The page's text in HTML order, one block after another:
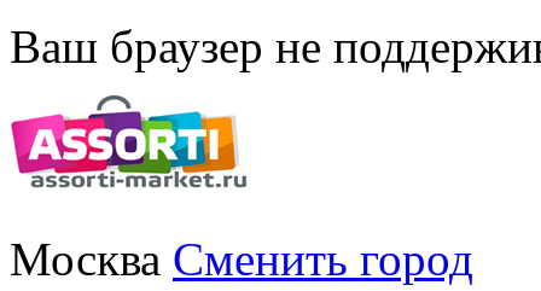
Ваш браузер не
Москва Сменить город